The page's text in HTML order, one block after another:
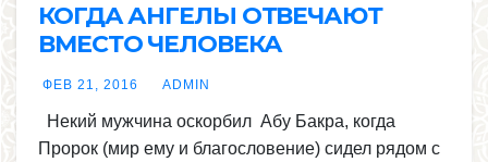
КОГДА АНГЕЛЫ ОТВЕЧАЮТ
ВМЕСТО ЧЕЛОВЕКА
ФЕВ 21, 2016 ADMIN
Некий мужчина оскорбил Абу Бакра, когда
Пророк (мир ему и благословение) сидел рядом с